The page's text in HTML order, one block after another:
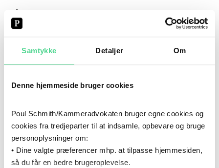
Samtykke Detaljer Om
Denne hjemmeside bruger cookies
Poul Schmith/Kammeradvokaten bruger egne cookies og
cookies fra tredjeparter til at indsamle, opbevare og bruge
personoplysninger om:
• Dine valgte præferencer mhp. at tilpasse hjemmesiden,
så du får en bedre brugeroplevelse.
aktiviteter, hvilket mange forsyningsaktiviteter er, skal de
være bevidste om, at de har to roller: de er myndighed og
ejer på samme tid.
affaldsafskaffelse, agerer de som myndighed, og skal ved
tekniske krav sikre, at vilkårene ikke favoriserer
kommunens eget forsyningsselskab.
Som ejer skal kommunen via bestyrelsen beslutte, om